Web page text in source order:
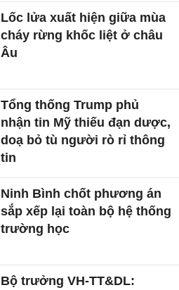
Lốc lửa xuất hiện giữa mùa
cháy rừng khốc liệt ở châu
Âu
Tổng thống Trump phủ
nhận tin Mỹ thiếu đạn dược,
doạ bỏ tù người rò rỉ thông
tin
Ninh Bình chốt phương án
sắp xếp lại toàn bộ hệ thống
trường học
Bộ trưởng VH-TT&DL: